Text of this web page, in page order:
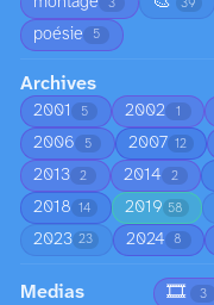
3 39
poésie 5
Archives
2001 5 2002 1
2006 5 2007 12
2013 2 2014 2
2018 14 2019 58
2023 23 2024 8
Medias 🎞️ 3